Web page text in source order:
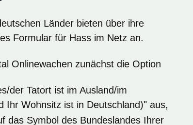
Länder bieten über ihre
Formular für Hass im Netz an.
Onlinewachen zunächst die Option
der Tatort ist im Ausland/im
Ihr Wohnsitz ist in Deutschland)" aus,
das Symbol des Bundeslandes Ihrer